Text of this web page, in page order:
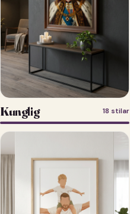
Kunglig 18 stilar